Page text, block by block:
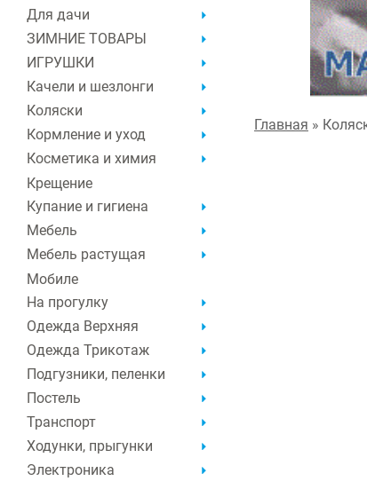
Главная »
Для дачи
ЗИМНИЕ ТОВАРЫ
ИГРУШКИ
Качели и шезлонги
Коляски
Кормление и уход
Косметика и химия
Крещение
Купание и гигиена
Мебель
Мебель растущая
Мобиле
На прогулку
Одежда Верхняя
Одежда Трикотаж
Подгузники, пеленки
Постель
Транспорт
Ходунки, прыгунки
Электроника